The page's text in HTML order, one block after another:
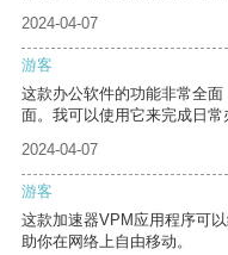
2024-04-07
游客
这款办公软件的功能非常全
面。我可以使用它来完成日常
2024-04-07
游客
这款加速器VPM应用程序可
助你在网络上自由移动。